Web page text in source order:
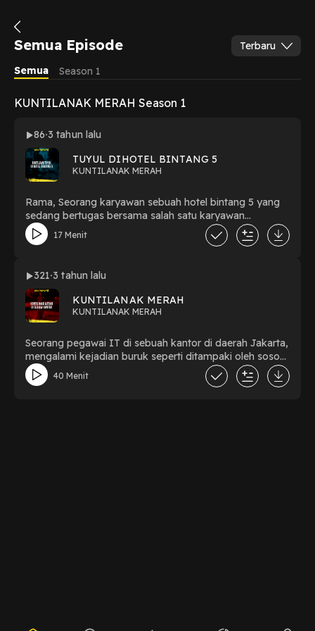
Semua Episode
Terbaru
Semua
Season 1
KUNTILANAK MERAH Season 1
86 3 tahun lalu
TUYUL DIHOTEL BINTANG 5
KUNTILANAK MERAH
Rama, Seorang karyawan sebuah hotel bintang 5 yang
sedang bertugas bersama salah satu karyawan
trainingnya, mengalami hari buruk dengan hadirnya
sosok yang mengganggunya saat bekerja.
17 Menit
321 3 tahun lalu
KUNTILANAK MERAH
KUNTILANAK MERAH
Seorang pegawai IT di sebuah kantor di daerah Jakarta,
mengalami kejadian buruk seperti ditampaki oleh sosok
Kuntilanak Merah dan teror dikantornya.
40 Menit